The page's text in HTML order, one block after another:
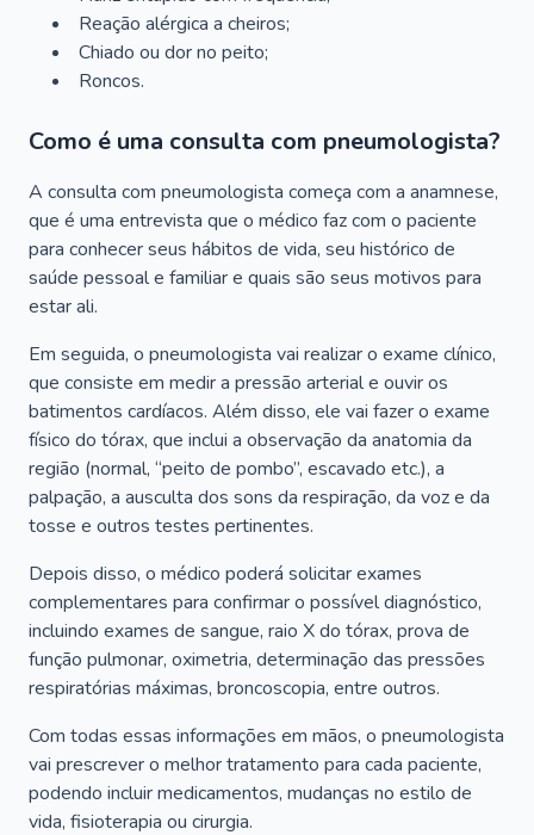
Reação alérgica a cheiros;
Chiado ou dor no peito;
Roncos.
Como é uma consulta com pneumologista?
A consulta com pneumologista começa com a anamnese,
que é uma entrevista que o médico faz com o paciente
para conhecer seus hábitos de vida, seu histórico de
saúde pessoal e familiar e quais são seus motivos para
estar ali.
Em seguida, o pneumologista vai realizar o exame clínico,
que consiste em medir a pressão arterial e ouvir os
batimentos cardíacos. Além disso, ele vai fazer o exame
físico do tórax, que inclui a observação da anatomia da
região (normal, “peito de pombo”, escavado etc.), a
palpação, a ausculta dos sons da respiração, da voz e da
tosse e outros testes pertinentes.
Depois disso, o médico poderá solicitar exames
complementares para confirmar o possível diagnóstico,
incluindo exames de sangue, raio X do tórax, prova de
função pulmonar, oximetria, determinação das pressões
respiratórias máximas, broncoscopia, entre outros.
Com todas essas informações em mãos, o pneumologista
vai prescrever o melhor tratamento para cada paciente,
podendo incluir medicamentos, mudanças no estilo de
vida, fisioterapia ou cirurgia.